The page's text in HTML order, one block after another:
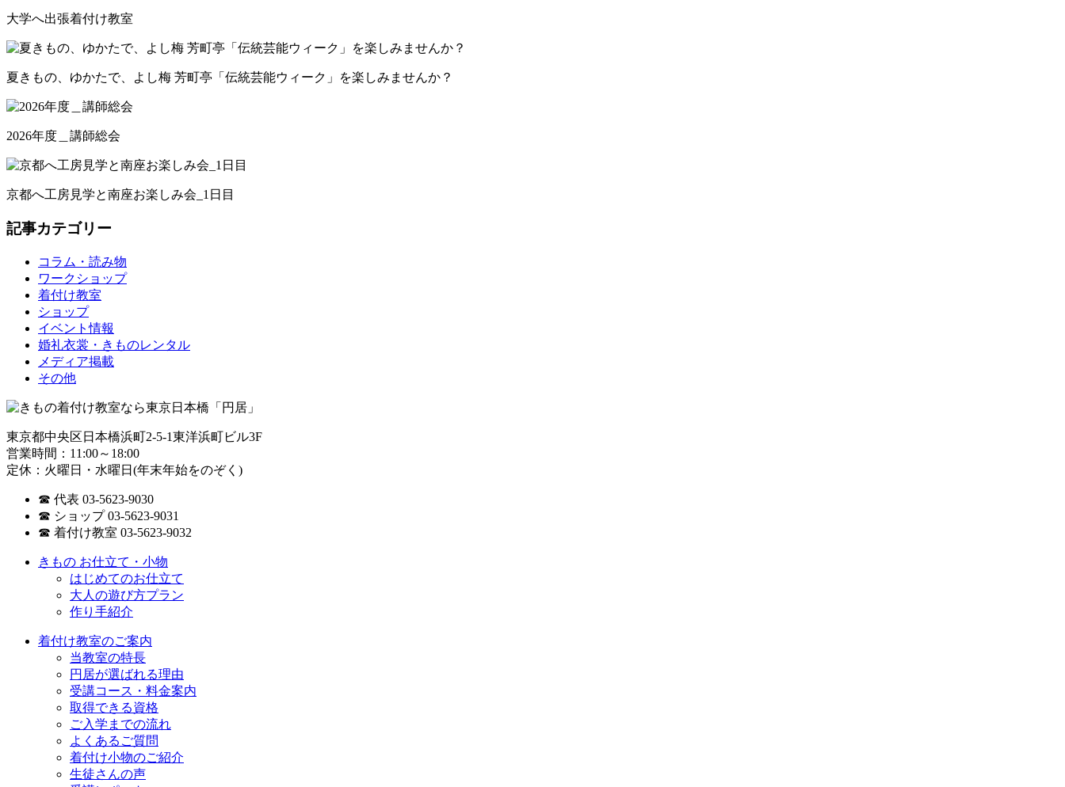
大学へ出張着付け教室
夏きもの、ゆかたで、よし梅 芳町亭「伝統芸能ウィーク」を楽しみませんか？
2026年度＿講師総会
京都へ工房見学と南座お楽しみ会_1日目
記事カテゴリー
コラム・読み物
ワークショップ
着付け教室
ショップ
イベント情報
婚礼衣裳・きものレンタル
メディア掲載
その他
東京都中央区日本橋浜町2-5-1東洋浜町ビル3F
営業時間：11:00～18:00
定休：火曜日・水曜日(年末年始をのぞく)
☎ 代表 03-5623-9030
☎ ショップ 03-5623-9031
☎ 着付け教室 03-5623-9032
きもの お仕立て・小物
はじめてのお仕立て
大人の遊び方プラン
作り手紹介
着付け教室のご案内
当教室の特長
円居が選ばれる理由
受講コース・料金案内
取得できる資格
ご入学までの流れ
よくあるご質問
着付け小物のご紹介
生徒さんの声